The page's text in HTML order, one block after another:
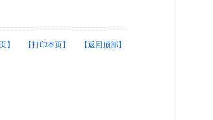
】 【打印本页】 【返回顶部】